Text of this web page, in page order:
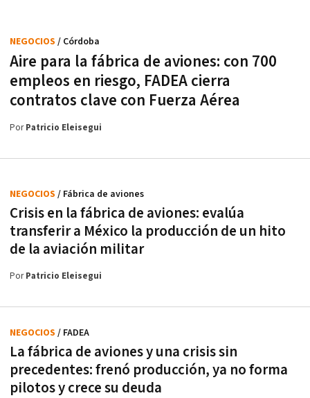
Aire para la fábrica de aviones: con 700
empleos en riesgo, FADEA cierra
contratos clave con Fuerza Aérea
NEGOCIOS / Córdoba
PorPatricio Eleisegui
Crisis en la fábrica de aviones: evalúa
transferir a México la producción de un hito
de la aviación militar
NEGOCIOS / Fábrica de aviones
PorPatricio Eleisegui
La fábrica de aviones y una crisis sin
precedentes: frenó producción, ya no forma
pilotos y crece su deuda
NEGOCIOS / FADEA